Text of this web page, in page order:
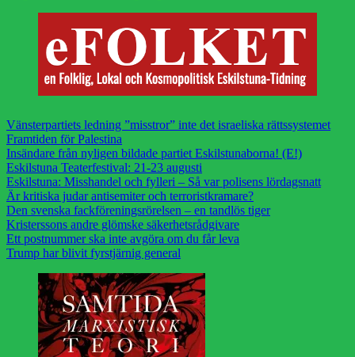
Vänsterpartiets ledning ”misstror” inte det israeliska rättssystemet
Framtiden för Palestina
Insändare från nyligen bildade partiet Eskilstunaborna! (E!)
Eskilstuna Teaterfestival: 21-23 augusti
Eskilstuna: Misshandel och fylleri – Så var polisens lördagsnatt
Är kritiska judar antisemiter och terroristkramare?
Den svenska fackföreningsrörelsen – en tandlös tiger
Kristerssons andre glömske säkerhetsrådgivare
Ett postnummer ska inte avgöra om du får leva
Trump har blivit fyrstjärnig general